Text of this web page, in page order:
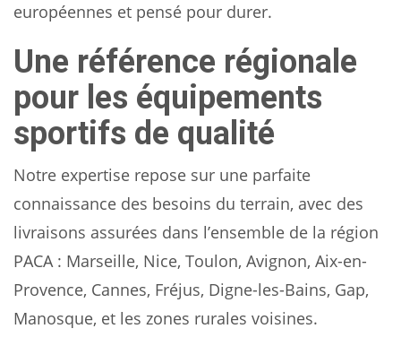
européennes et pensé pour durer.
Une référence régionale
pour les équipements
sportifs de qualité
Notre expertise repose sur une parfaite
connaissance des besoins du terrain, avec des
livraisons assurées dans l’ensemble de la région
PACA : Marseille, Nice, Toulon, Avignon, Aix-en-
Provence, Cannes, Fréjus, Digne-les-Bains, Gap,
Manosque, et les zones rurales voisines.